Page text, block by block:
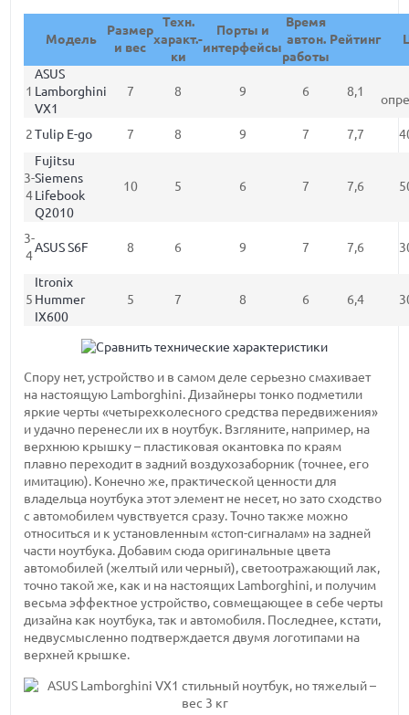
Модель
Размер
и вес
Техн.
характ.-
ки
Порты и
интерфейсы
Время
автон.
работы
Рейтинг
1
ASUS
Lamborghini
VX1
7 8 9 6 8,1
2 Tulip E-go 7 8 9 7 7,7
3-
4
Fujitsu
Siemens
Lifebook
Q2010
10 5 6 7 7,6
3-
4
ASUS S6F 8 6 9 7 7,6
5
Itronix
Hummer
IX600
5 7 8 6 6,4
Спору нет, устройство и в самом деле серьезно смахивает
на настоящую Lamborghini. Дизайнеры тонко подметили
яркие черты «четырехколесного средства передвижения»
и удачно перенесли их в ноутбук. Взгляните, например, на
верхнюю крышку – пластиковая окантовка по краям
плавно переходит в задний воздухозаборник (точнее, его
имитацию). Конечно же, практической ценности для
владельца ноутбука этот элемент не несет, но зато сходство
с автомобилем чувствуется сразу. Точно также можно
относиться и к установленным«стоп-сигналам» на задней
части ноутбука. Добавим сюда оригинальные цвета
автомобилей (желтый или черный), светоотражающий лак,
точно такой же, как и на настоящих Lamborghini, и получим
весьма эффектное устройство, совмещающее в себе черты
дизайна как ноутбука, так и автомобиля. Последнее, кстати,
недвусмысленно подтверждается двумя логотипами на
верхней крышке.